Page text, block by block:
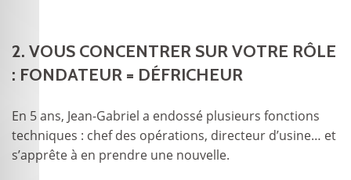
2. VOUS CONCENTRER SUR VOTRE RÔLE
: FONDATEUR = DÉFRICHEUR
En 5 ans, Jean-Gabriel a endossé plusieurs fonctions
techniques : chef des opérations, directeur d’usine… et
s’apprête à en prendre une nouvelle.